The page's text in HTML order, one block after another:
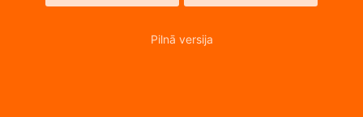
Pilnā versija